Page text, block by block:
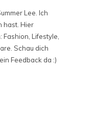
Lee. Ich
hast. Hier
Lifestyle,
Schau dich
Feedback da :)